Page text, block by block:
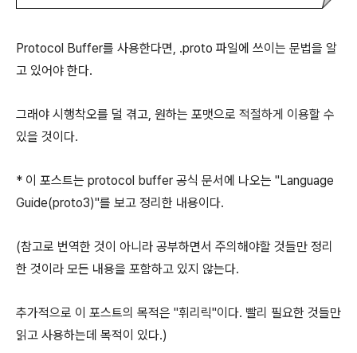
Protocol Buffer를 사용한다면, .proto 파일에 쓰이는 문법을 알
고 있어야 한다.
그래야 시행착오를 덜 겪고, 원하는 포맷으로 적절하게 이용할 수
있을 것이다.
* 이 포스트는 protocol buffer 공식 문서에 나오는 "Language
Guide(proto3)"를 보고 정리한 내용이다.
(참고로 번역한 것이 아니라 공부하면서 주의해야할 것들만 정리
한 것이라 모든 내용을 포함하고 있지 않는다.
추가적으로 이 포스트의 목적은 "휘리릭"이다. 빨리 필요한 것들만
읽고 사용하는데 목적이 있다.)